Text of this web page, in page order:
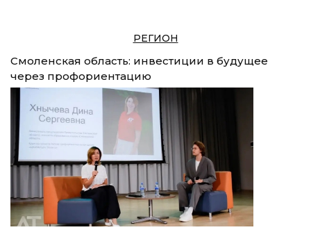
РЕГИОН
Смоленская область: инвестиции в будущее
через профориентацию